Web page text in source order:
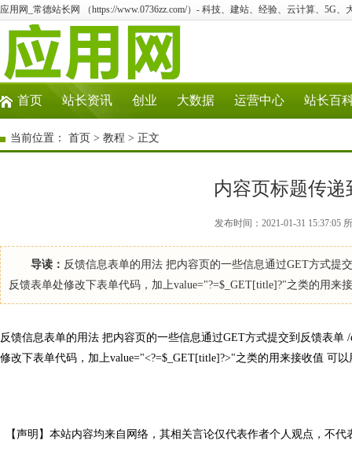
应用网_常德站长网 （https://www.0736zz.com/）- 科技、建站、经验、云计算、5G、
首页 站长资讯 创业 大数据 运营中心 站长百
当前位置： 首页 > 教程 > 正文
内容页标题传
发布时间：2021-01-31 15:37:05
导读： 反馈信息表单的用法 把内容页的一些信息通过GET方式提
反馈表单处修改下表单代码，加上value="?=$_GET[title]?"之类的用来
反馈信息表单的用法 把内容页的一些信息通过GET方式提交到反馈表
修改下表单代码，加上value="<?=$_GET[title]?>"之类的用来接收值 可
【声明】本站内容均来自网络，其相关言论仅代表作者个人观点，不